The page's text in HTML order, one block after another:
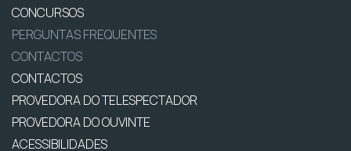
CONCURSOS
PERGUNTAS FREQUENTES
CONTACTOS
CONTACTOS
PROVEDORA DO TELESPECTADOR
PROVEDORA DO OUVINTE
ACESSIBILIDADES